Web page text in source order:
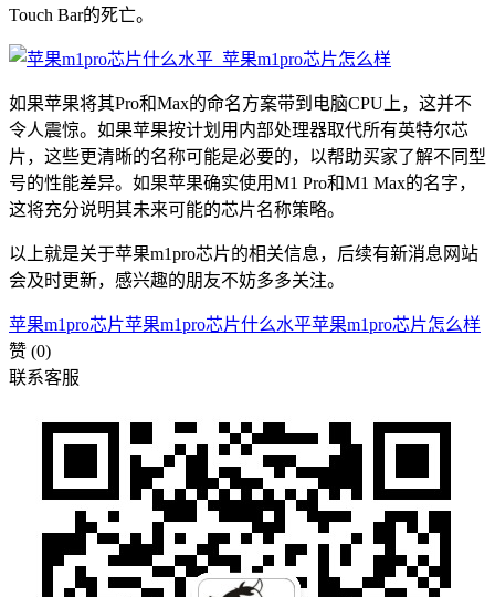
Touch Bar的死亡。
如果苹果将其Pro和Max的命名方案带到电脑CPU上，这并不
令人震惊。如果苹果按计划用内部处理器取代所有英特尔芯
片，这些更清晰的名称可能是必要的，以帮助买家了解不同型
号的性能差异。如果苹果确实使用M1 Pro和M1 Max的名字，
这将充分说明其未来可能的芯片名称策略。
以上就是关于苹果m1pro芯片的相关信息，后续有新消息网站
会及时更新，感兴趣的朋友不妨多多关注。
苹果m1pro芯片苹果m1pro芯片什么水平苹果m1pro芯片怎么样
赞 (0)
联系客服